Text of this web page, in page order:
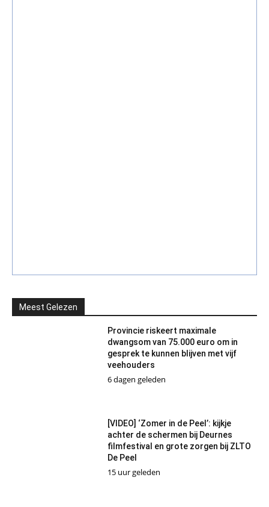
Meest Gelezen
Provincie riskeert maximale
dwangsom van 75.000 euro om in
gesprek te kunnen blijven met vijf
veehouders
6 dagen geleden
[VIDEO] ‘Zomer in de Peel’: kijkje
achter de schermen bij Deurnes
filmfestival en grote zorgen bij ZLTO
De Peel
15 uur geleden